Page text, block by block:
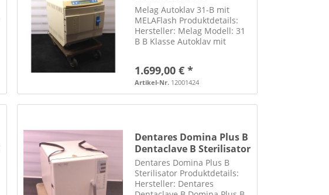
MELAflash
Melag Autoklav 31-B mit
MELAFlash Produktdetails:
Hersteller: Melag Modell: 31
B B Klasse Autoklav mit
Printer Melaflash
Seriennummer: PK11351B
inkl. Netzteil und
Netzwerkkabel zur...
1.699,00 € *
Artikel-Nr.12001424
Dentares Domina Plus B
Dentaclave B Sterilisator
Dentares Domina Plus B
Sterilisator Produktdetails:
Hersteller: Dentares